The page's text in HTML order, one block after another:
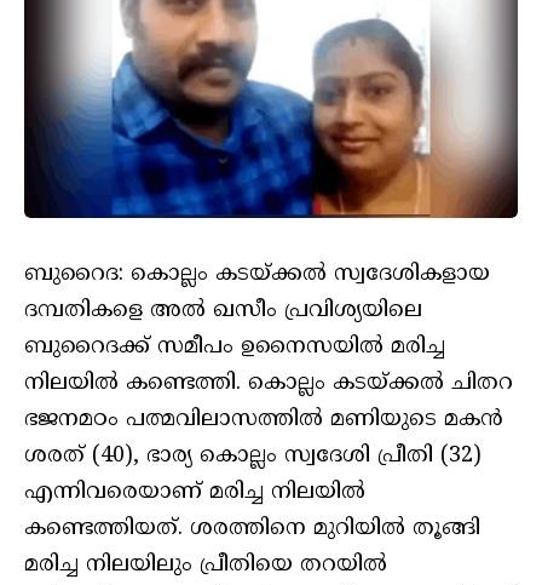
ബുറൈദ: കൊല്ലം കടയ്ക്കൽ സ്വദേശികളായ
ദമ്പതികളെ അൽ ഖസീം പ്രവിശ്യയിലെ
ബുറൈദക്ക് സമീപം ഉനൈസയിൽ മരിച്ച
നിലയിൽ കണ്ടെത്തി. കൊല്ലം കടയ്ക്കൽ ചിതറ
ഭജനമഠം പത്മവിലാസത്തിൽ മണിയുടെ മകൻ
ശരത് (40), ഭാര്യ കൊല്ലം സ്വദേശി പ്രീതി (32)
എന്നിവരെയാണ് മരിച്ച നിലയിൽ
കണ്ടെത്തിയത്. ശരത്തിനെ മുറിയിൽ തൂങ്ങി
മരിച്ച നിലയിലും പ്രീതിയെ തറയിൽ